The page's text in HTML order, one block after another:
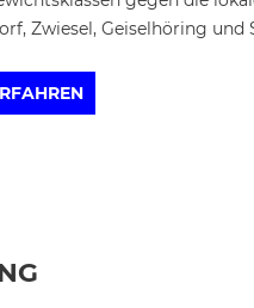
Zwiesel, Geiselhöring und